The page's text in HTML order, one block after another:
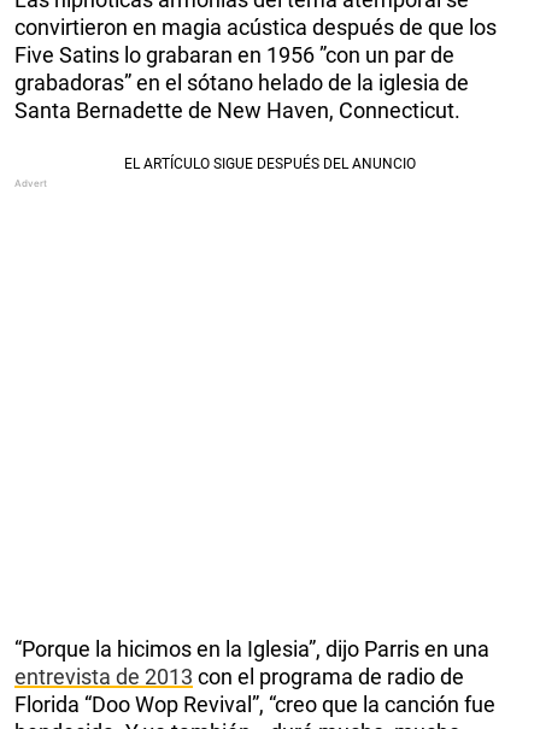
convirtieron en magia acústica después de que los
Five Satins lo grabaran en 1956 ”con un par de
grabadoras” en el sótano helado de la iglesia de
Santa Bernadette de New Haven, Connecticut.
“Porque la hicimos en la Iglesia”, dijo Parris en una
entrevista de 2013 con el programa de radio de
Florida “Doo Wop Revival”, “creo que la canción fue